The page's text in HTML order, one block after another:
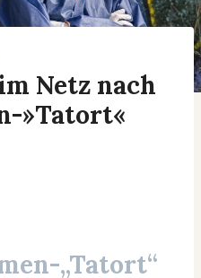
Netz nach
»Tatort«
„Tatort“